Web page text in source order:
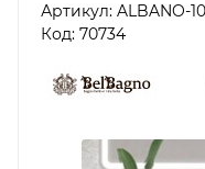
Артикул: ALBANO-
Код: 70734